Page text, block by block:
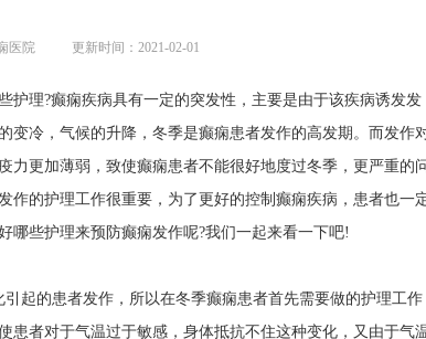
医院 更新时间：2021-02-01
理?癫痫疾病具有一定的突发性，主要是由于该疾病诱发发
变冷，气候的升降，冬季是癫痫患者发作的高发期。而发作
力更加薄弱，致使癫痫患者不能很好地度过冬季，更严重的
作的护理工作很重要，为了更好的控制癫痫疾病，患者也一
哪些护理来预防癫痫发作呢?我们一起来看一下吧!
起的患者发作，所以在冬季癫痫患者首先需要做的护理工作
患者对于气温过于敏感，身体抵抗不住这种变化，又由于气